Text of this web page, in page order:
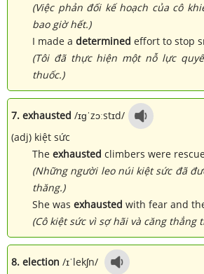
(Việc phản đối kế hoạch của cô
bao giờ hết.)
I made a determined effort to stop
(Tôi đã thực hiện một nỗ lực
thuốc.)
7. exhausted /ɪɡˈzɔːstɪd/
(adj) kiệt sức
The exhausted climbers were
(Những người leo núi kiệt sức đã
thăng.)
She was exhausted with fear and
(Cô kiệt sức vì sợ hãi và căng thẳng
8. election /ɪˈlekʃn/